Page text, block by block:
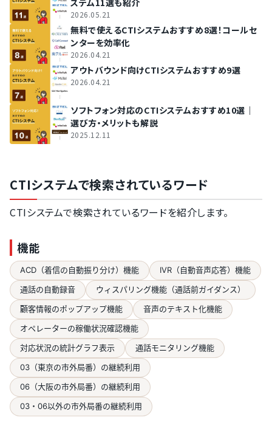
2026.05.21
無料で使えるCTIシステムおすすめ8選！コールセ
ンターを効率化
2026.04.21
アウトバウンド向けCTIシステムおすすめ9選
2026.04.21
ソフトフォン対応のCTIシステムおすすめ10選｜
選び方・メリットも解説
2025.12.11
CTIシステムで検索されているワード
CTIシステムで検索されているワードを紹介します。
機能
ACD（着信の自動振り分け）機能
IVR（自動音声応答）機能
通話の自動録音
ウィスパリング機能（通話前ガイダンス）
顧客情報のポップアップ機能
音声のテキスト化機能
オペレーターの稼働状況確認機能
対応状況の統計グラフ表示
通話モニタリング機能
03（東京の市外局番）の継続利用
06（大阪の市外局番）の継続利用
03・06以外の市外局番の継続利用